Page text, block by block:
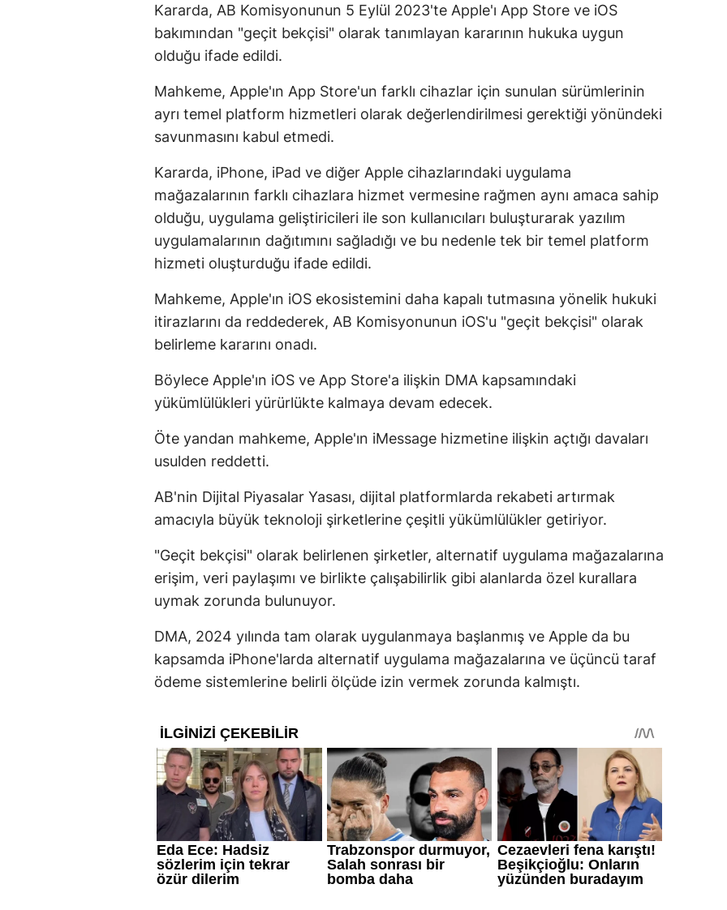
Kararda, AB Komisyonunun 5 Eylül 2023'te Apple'ı App Store ve iOS
bakımından "geçit bekçisi" olarak tanımlayan kararının hukuka uygun
olduğu ifade edildi.
Mahkeme, Apple'ın App Store'un farklı cihazlar için sunulan sürümlerinin
ayrı temel platform hizmetleri olarak değerlendirilmesi gerektiği yönündeki
savunmasını kabul etmedi.
Kararda, iPhone, iPad ve diğer Apple cihazlarındaki uygulama
mağazalarının farklı cihazlara hizmet vermesine rağmen aynı amaca sahip
olduğu, uygulama geliştiricileri ile son kullanıcıları buluşturarak yazılım
uygulamalarının dağıtımını sağladığı ve bu nedenle tek bir temel platform
hizmeti oluşturduğu ifade edildi.
Mahkeme, Apple'ın iOS ekosistemini daha kapalı tutmasına yönelik hukuki
itirazlarını da reddederek, AB Komisyonunun iOS'u "geçit bekçisi" olarak
belirleme kararını onadı.
Böylece Apple'ın iOS ve App Store'a ilişkin DMA kapsamındaki
yükümlülükleri yürürlükte kalmaya devam edecek.
Öte yandan mahkeme, Apple'ın iMessage hizmetine ilişkin açtığı davaları
usulden reddetti.
AB'nin Dijital Piyasalar Yasası, dijital platformlarda rekabeti artırmak
amacıyla büyük teknoloji şirketlerine çeşitli yükümlülükler getiriyor.
"Geçit bekçisi" olarak belirlenen şirketler, alternatif uygulama mağazalarına
erişim, veri paylaşımı ve birlikte çalışabilirlik gibi alanlarda özel kurallara
uymak zorunda bulunuyor.
DMA, 2024 yılında tam olarak uygulanmaya başlanmış ve Apple da bu
kapsamda iPhone'larda alternatif uygulama mağazalarına ve üçüncü taraf
ödeme sistemlerine belirli ölçüde izin vermek zorunda kalmıştı.